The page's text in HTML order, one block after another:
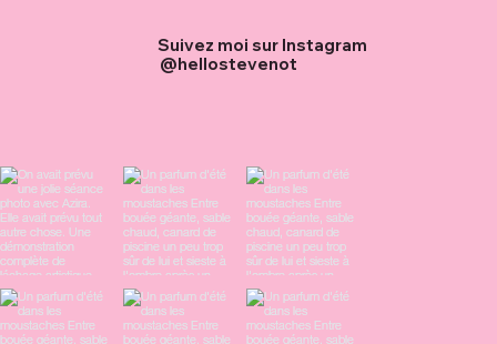
Suivez moi sur Instagram
@hellostevenot